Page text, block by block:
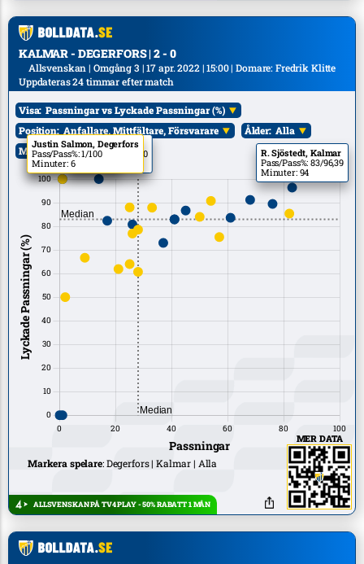
KALMAR - DEGERFORS | 2 - 0
Allsvenskan | Omgång 3 | 17 apr. 2022 | 15:00 | Domare: Fredrik Klitte
Uppdateras 24 timmar efter match
Visa: Passningar vs Lyckade Passningar (%)
Position: Anfallare, Mittfältare, Försvarare Ålder: Alla
Mål: Alla
R. Sjöstedt, Kalmar
Pass/Pass%: 83/96,39
Minuter: 94
L. Sætra, Kalmar
Pass/Pass%: 14/100
Minuter: 29
V. Backman, Kalmar
Pass/Pass%: 1/100
Minuter: 10
Justin Salmon, Degerfors
Pass/Pass%: 1/100
Minuter: 6
Markera spelare:Degerfors Kalmar Alla
ALLSVENSKAN PÅ TV4 PLAY - 50% RABATT 1 MÅN
MER DATA